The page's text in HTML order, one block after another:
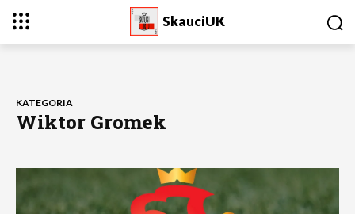
SkauciUK
KATEGORIA
Wiktor Gromek